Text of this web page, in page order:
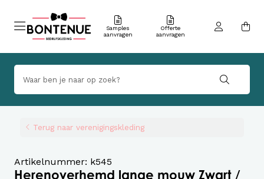
Samples
aanvragen
Offerte
aanvragen
Terug naar verenigingskleding
Artikelnummer: k545
Herenoverhemd lange mouw Zwart /